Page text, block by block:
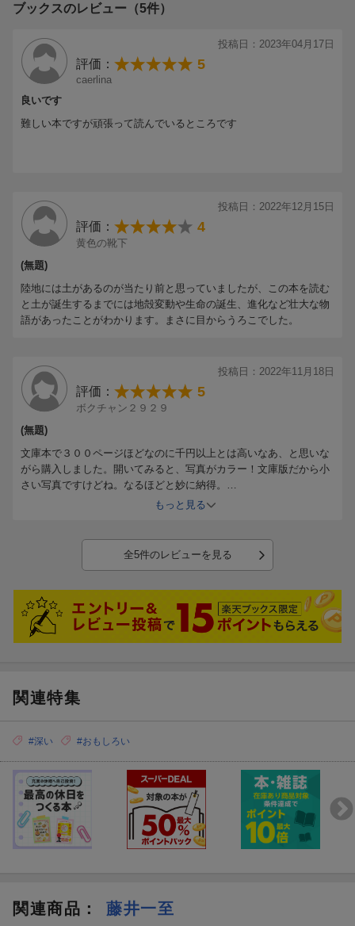
ブックスのレビュー（5件）
投稿日：2023年04月17日
評価： 5
caerlina
良いです
難しい本ですが頑張って読んでいるところです
投稿日：2022年12月15日
評価： 4
黄色の靴下
(無題)
陸地には土があるのが当たり前と思っていましたが、この本を読む
と土が誕生するまでには地殻変動や生命の誕生、進化など壮大な物
語があったことがわかります。まさに目からうろこでした。
投稿日：2022年11月18日
評価： 5
ボクチャン２９２９
(無題)
文庫本で３００ページほどなのに千円以上とは高いなあ、と思いな
がら購入しました。開いてみると、写真がカラー！文庫版だから小
さい写真ですけどね。なるほどと妙に納得。
内容はぜひ読んでみたかったので。
もっと見る
全5件のレビューを見る
関連特集
#深い #おもしろい
関連商品 ： 藤井一至